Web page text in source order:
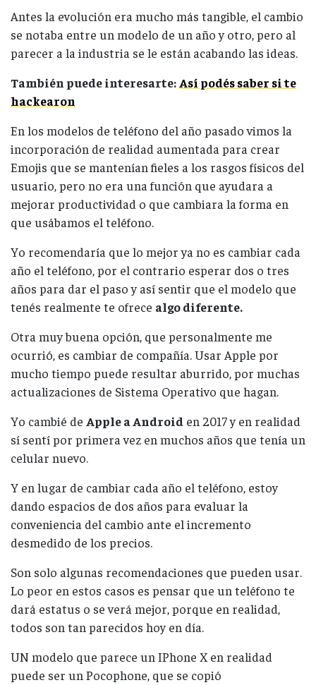
Antes la evolución era mucho más tangible, el cambio
se notaba entre un modelo de un año y otro, pero al
parecer a la industria se le están acabando las ideas.
También puede interesarte: Así podés saber si te
hackearon
En los modelos de teléfono del año pasado vimos la
incorporación de realidad aumentada para crear
Emojis que se mantenían fieles a los rasgos físicos del
usuario, pero no era una función que ayudara a
mejorar productividad o que cambiara la forma en
que usábamos el teléfono.
Yo recomendaría que lo mejor ya no es cambiar cada
año el teléfono, por el contrario esperar dos o tres
años para dar el paso y así sentir que el modelo que
tenés realmente te ofrece algo diferente.
Otra muy buena opción, que personalmente me
ocurrió, es cambiar de compañía. Usar Apple por
mucho tiempo puede resultar aburrido, por muchas
actualizaciones de Sistema Operativo que hagan.
Yo cambié de Apple a Android en 2017 y en realidad
sí sentí por primera vez en muchos años que tenía un
celular nuevo.
Y en lugar de cambiar cada año el teléfono, estoy
dando espacios de dos años para evaluar la
conveniencia del cambio ante el incremento
desmedido de los precios.
Son solo algunas recomendaciones que pueden usar.
Lo peor en estos casos es pensar que un teléfono te
dará estatus o se verá mejor, porque en realidad,
todos son tan parecidos hoy en día.
UN modelo que parece un IPhone X en realidad
puede ser un Pocophone, que se copió